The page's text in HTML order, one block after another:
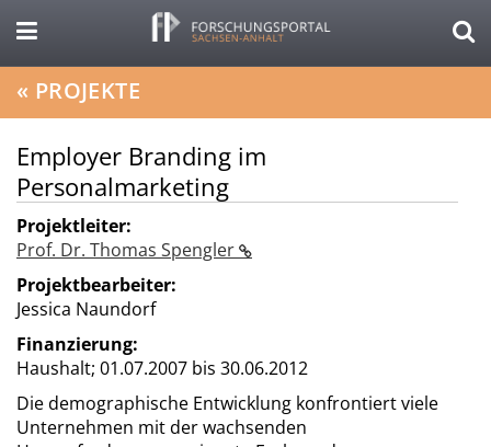
« PROJEKTE
Employer Branding im
Personalmarketing
Projektleiter:
Prof. Dr. Thomas Spengler
Projektbearbeiter:
Jessica Naundorf
Finanzierung:
Haushalt; 01.07.2007 bis 30.06.2012
Die demographische Entwicklung konfrontiert viele
Unternehmen mit der wachsenden